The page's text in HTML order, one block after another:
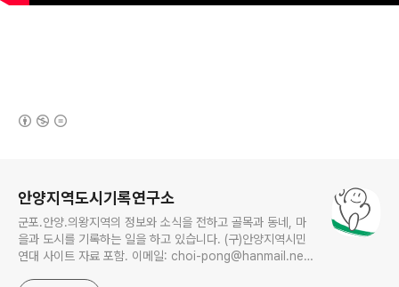
안양지역도시기록연구소
군포.안양.의왕지역의 정보와 소식을 전하고 골목과 동네, 마
을과 도시를 기록하는 일을 하고 있습니다. (구)안양지역시민
연대 사이트 자료 포함. 이메일: choi-pong@hanmail.net